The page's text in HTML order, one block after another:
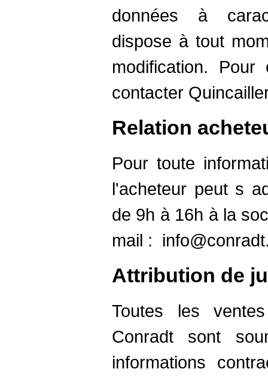
données à
dispose à tout
modification.
contacter
Relation
Pour toute
l'acheteur peut s
de 9h à 16h à la
mail :
Attribution de
Toutes les
Conradt sont
informations